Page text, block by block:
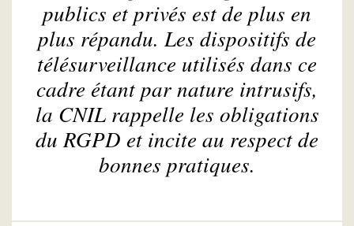
publics et privés est de plus en
plus répandu. Les dispositifs de
télésurveillance utilisés dans ce
cadre étant par nature intrusifs,
la CNIL rappelle les obligations
du RGPD et incite au respect de
bonnes pratiques.